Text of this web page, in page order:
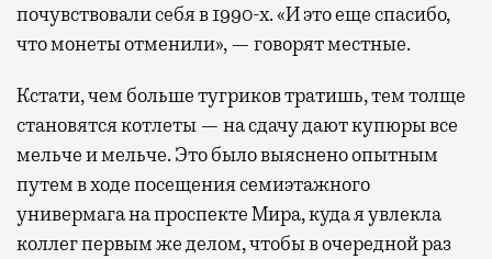
почувствовали себя в 1990-х. «И это еще спасибо,
что монеты отменили», — говорят местные.
Кстати, чем больше тугриков тратишь, тем толще
становятся котлеты — на сдачу дают купюры все
мельче и мельче. Это было выяснено опытным
путем в ходе посещения семиэтажного
универмага на проспекте Мира, куда я увлекла
коллег первым же делом, чтобы в очередной раз